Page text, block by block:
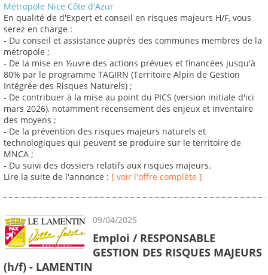
Métropole Nice Côte d'Azur
En qualité de d'Expert et conseil en risques majeurs H/F, vous
serez en charge :
- Du conseil et assistance auprès des communes membres de la
métropole ;
- De la mise en ½uvre des actions prévues et financées jusqu'à
80% par le programme TAGIRN (Territoire Alpin de Gestion
Intégrée des Risques Naturels) ;
- De contribuer à la mise au point du PICS (version initiale d'ici
mars 2026), notamment recensement des enjeux et inventaire
des moyens ;
- De la prévention des risques majeurs naturels et
technologiques qui peuvent se produire sur le territoire de
MNCA ;
- Du suivi des dossiers relatifs aux risques majeurs.
Lire la suite de l'annonce : [ voir l'offre complète ]
09/04/2025
Emploi / RESPONSABLE
GESTION DES RISQUES MAJEURS
(h/f) - LAMENTIN